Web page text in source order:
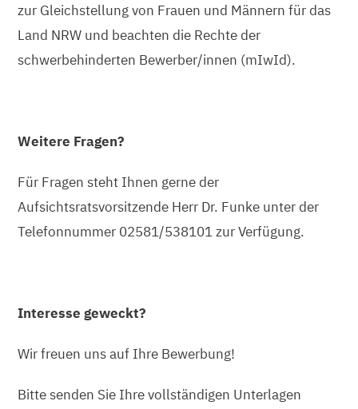
zur Gleichstellung von Frauen und Männern für das
Land NRW und beachten die Rechte der
schwerbehinderten Bewerber/innen (mIwId).
Weitere Fragen?
Für Fragen steht Ihnen gerne der
Aufsichtsratsvorsitzende Herr Dr. Funke unter der
Telefonnummer 02581/538101 zur Verfügung.
Interesse geweckt?
Wir freuen uns auf Ihre Bewerbung!
Bitte senden Sie Ihre vollständigen Unterlagen